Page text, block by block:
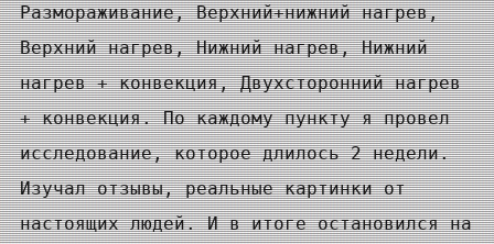
Размораживание, Верхний+нижний нагрев,
Верхний нагрев, Нижний нагрев, Нижний
нагрев + конвекция, Двухсторонний нагрев
+ конвекция. По каждому пункту я провел
исследование, которое длилось 2 недели.
Изучал отзывы, реальные картинки от
настоящих людей. И в итоге остановился на